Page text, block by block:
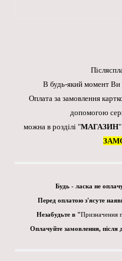
В будь-який момент Ви
Оплата за замовлення
допомогою
можна в розділі "МАГАЗИН
Будь - ласка не
Перед оплатою з'ясуте
Незабудьте в "Призначення
Оплачуйте замовлення,